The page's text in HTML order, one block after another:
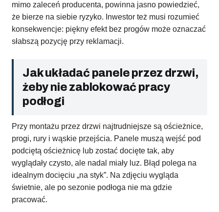
mimo zaleceń producenta, powinna jasno powiedzieć,
że bierze na siebie ryzyko. Inwestor też musi rozumieć
konsekwencje: piękny efekt bez progów może oznaczać
słabszą pozycję przy reklamacji.
Jak układać panele przez drzwi,
żeby nie zablokować pracy
podłogi
Przy montażu przez drzwi najtrudniejsze są ościeżnice,
progi, rury i wąskie przejścia. Panele muszą wejść pod
podciętą ościeżnicę lub zostać docięte tak, aby
wyglądały czysto, ale nadal miały luz. Błąd polega na
idealnym docięciu „na styk”. Na zdjęciu wygląda
świetnie, ale po sezonie podłoga nie ma gdzie
pracować.